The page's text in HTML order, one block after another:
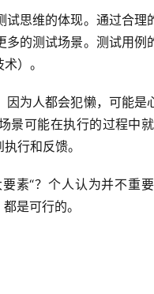
思维的体现。通过合
的测试场景。测试用
）。
因为人都会犯懒，可能
景可能在执行的过程中
行和反馈。
素“？个人认为并不重
是可行的。